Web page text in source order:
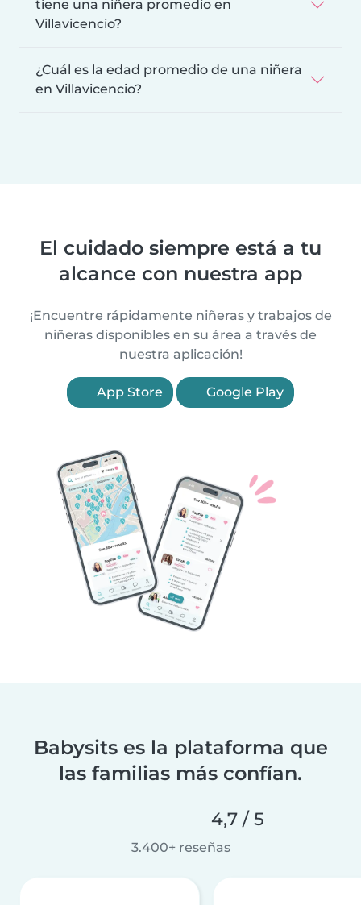
tiene una niñera promedio en
Villavicencio?
¿Cuál es la edad promedio de una niñera
en Villavicencio?
El cuidado siempre está a tu
alcance con nuestra app
¡Encuentre rápidamente niñeras y trabajos de
niñeras disponibles en su área a través de
nuestra aplicación!
App Store Google Play
Babysits es la plataforma que
las familias más confían.
4,7 / 5
3.400+ reseñas